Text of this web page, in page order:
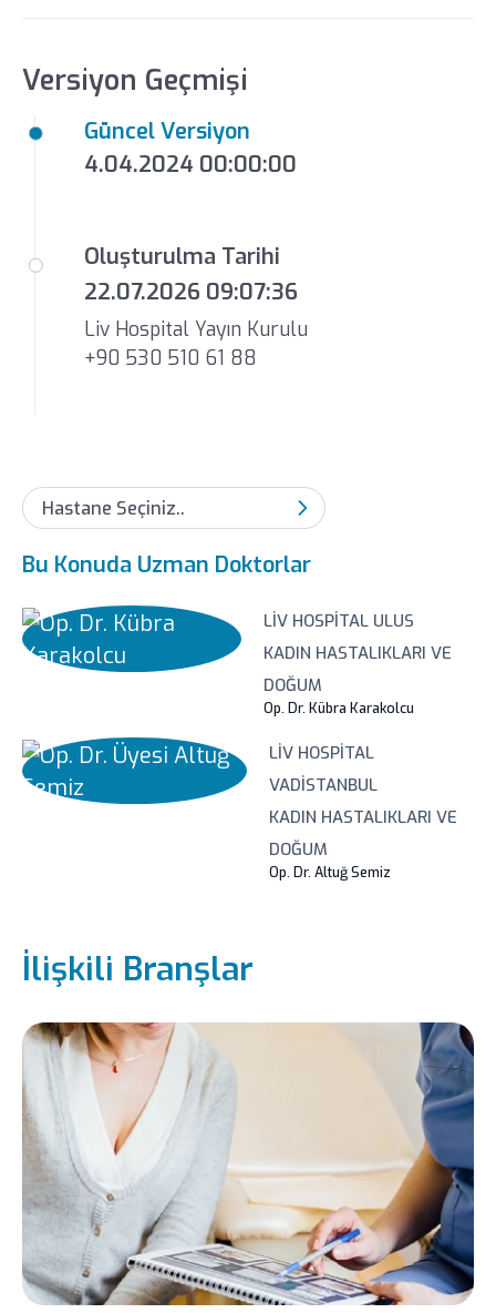
Hastane Seçiniz..
Bu Konuda Uzman Doktorlar
LIV HOSPITAL ULUS
KADIN HASTALIKLARI VE
DOĞUM
Op. Dr. Kübra Karakolcu
LIV HOSPITAL
VADISTANBUL
KADIN HASTALIKLARI VE
DOĞUM
Op. Dr. Altuğ Semiz
Op. Dr. Gamze Baykan Özgüç
KADIN HASTALIKLARI VE
Doç. Dr. Yusuf Başkıran
LIV HOSPITAL ANKARA
KADIN HASTALIKLARI
VE DOĞUM
Doç. Dr. Ümit Yasemin Sert
Versiyon Geçmişi
Güncel Versiyon
4.04.2024 00:00:00
Oluşturulma Tarihi
22.07.2026 09:07:36
Liv Hospital Yayın Kurulu
+90 530 510 61 88
İlişkili Branşlar